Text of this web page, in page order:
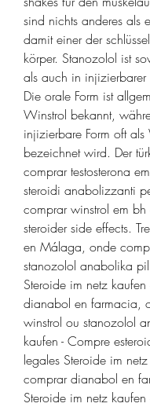
sind nichts anderes als
damit einer der
körper. Stanozolol ist
als auch in injizierbarer
Die orale Form ist
Winstrol bekannt,
injizierbare Form oft
bezeichnet wird. Der
comprar testosterona
steroidi anabolizzanti
comprar winstrol em
steroider side effects.
en Málaga, onde
stanozolol anabolika
Steroide im netz
dianabol en farmacia,
winstrol ou stanozolol
kaufen - Compre
legales Steroide im
comprar dianabol en
Steroide im netz